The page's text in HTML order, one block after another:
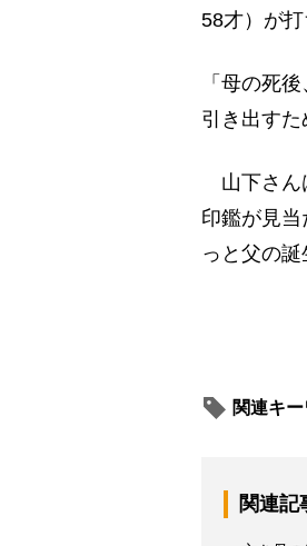
58才）が打
「母の死
引き出すた
山下さん
印鑑が見
っと父の
関連キ
関連記